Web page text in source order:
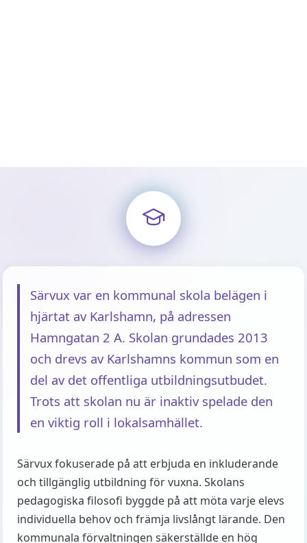
Särvux var en kommunal skola belägen i
hjärtat av Karlshamn, på adressen
Hamngatan 2 A. Skolan grundades 2013
och drevs av Karlshamns kommun som en
del av det offentliga utbildningsutbudet.
Trots att skolan nu är inaktiv spelade den
en viktig roll i lokalsamhället.
Särvux fokuserade på att erbjuda en inkluderande
och tillgänglig utbildning för vuxna. Skolans
pedagogiska filosofi byggde på att möta varje elevs
individuella behov och främja livslångt lärande. Den
kommunala förvaltningen säkerställde en hög